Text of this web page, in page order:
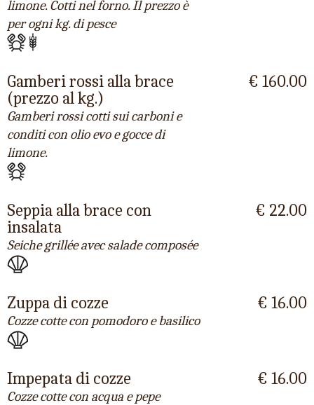
limone. Cotti nel forno. Il prezzo è
per ogni kg. di pesce
Gamberi rossi alla brace
(prezzo al kg.)
Gamberi rossi cotti sui carboni e
conditi con olio evo e gocce di
limone.
€ 160.00
Seppia alla brace con
insalata
Seiche grillée avec salade composée
€ 22.00
Zuppa di cozze
Cozze cotte con pomodoro e basilico
€ 16.00
Impepata di cozze
Cozze cotte con acqua e pepe
€ 16.00